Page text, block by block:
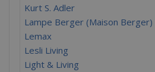
Kurt S. Adler
Lampe Berger (Maison Berger)
Lemax
Lesli Living
Light & Living